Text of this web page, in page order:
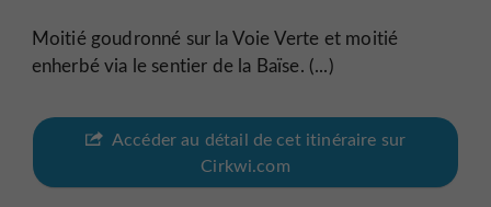
Moitié goudronné sur la Voie Verte et moitié
enherbé via le sentier de la Baïse. (...)
Accéder au détail de cet itinéraire sur
Cirkwi.com